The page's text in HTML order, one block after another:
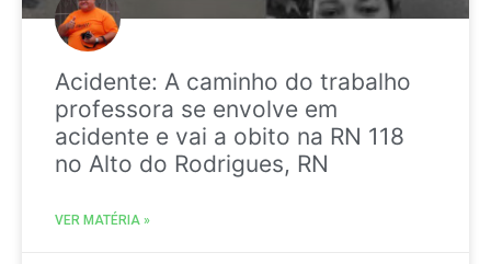
Acidente: A caminho do trabalho
professora se envolve em
acidente e vai a obito na RN 118
no Alto do Rodrigues, RN
VER MATÉRIA »